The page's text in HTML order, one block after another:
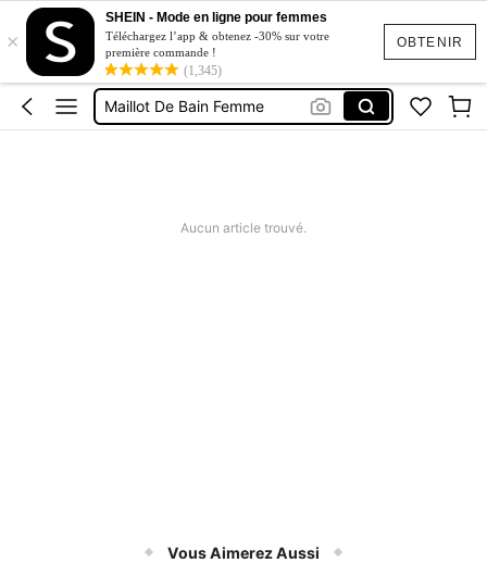
OBTENIR
×
SHEIN - Mode en ligne pour femmes
Téléchargez l’app & obtenez -30% sur votre
première commande !
(1,345)
Robe Elegante De Luxe
Robe
Maillot De Bain Femme
Robe D’été
Aucun article trouvé.
Vous Aimerez Aussi